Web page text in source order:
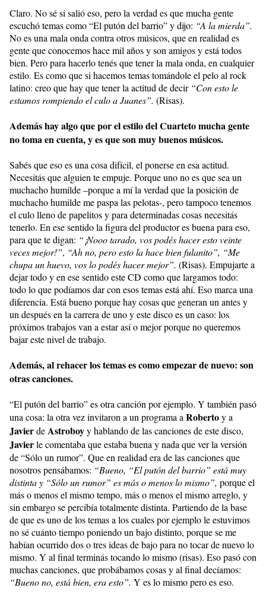
Claro. No sé si salió eso, pero la verdad es que mucha gente
escuchó temas como “El putón del barrio” y dijo: “A la mierda”.
No es una mala onda contra otros músicos, que en realidad es
gente que conocemos hace mil años y son amigos y está todos
bien. Pero para hacerlo tenés que tener la mala onda, en cualquier
estilo. Es como que si hacemos temas tomándole el pelo al rock
latino: creo que hay que tener la actitud de decir “Con esto le
estamos rompiendo el culo a Juanes”. (Risas).
Además hay algo que por el estilo del Cuarteto mucha gente
no toma en cuenta, y es que son muy buenos músicos.
Sabés que eso es una cosa difícil, el ponerse en esa actitud.
Necesitás que alguien te empuje. Porque uno no es que sea un
muchacho humilde –porque a mí la verdad que la posición de
muchacho humilde me paspa las pelotas-, pero tampoco tenemos
el culo lleno de papelitos y para determinadas cosas necesitás
tenerlo. En ese sentido la figura del productor es buena para eso,
para que te digan: “¡Nooo tarado, vos podés hacer esto veinte
veces mejor!”, “Ah no, pero esto la hace bien fulanito”, “Me
chupa un huevo, vos lo podés hacer mejor”. (Risas). Empujarte a
dejar todo y en ese sentido este CD como que largamos todo:
todo lo que podíamos dar con esos temas está ahí. Eso marca una
diferencia. Está bueno porque hay cosas que generan un antes y
un después en la carrera de uno y este disco es un caso: los
próximos trabajos van a estar así o mejor porque no queremos
bajar este nivel de trabajo.
Además, al rehacer los temas es como empezar de nuevo: son
otras canciones.
“El putón del barrio” es otra canción por ejemplo. Y también pasó
una cosa: la otra vez invitaron a un programa aRobertoy a
JavierdeAstroboyy hablando de las canciones de este disco,
Javierle comentaba que estaba buena y nada que ver la versión
de “Sólo un rumor”. Que en realidad era de las canciones que
nosotros pensábamos: “Bueno, “El putón del barrio” está muy
distinta y “Sólo un rumor” es más o menos lo mismo”, porque el
más o menos el mismo tempo, más o menos el mismo arreglo, y
sin embargo se percibía totalmente distinta. Partiendo de la base
de que es uno de los temas a los cuales por ejemplo le estuvimos
no sé cuánto tiempo poniendo un bajo distinto, porque se me
habían ocurrido dos o tres ideas de bajo para no tocar de nuevo lo
mismo. Y al final terminás tocando lo mismo (risas). Eso pasó con
muchas canciones, que probábamos cosas y al final decíamos:
“Bueno no, está bien, era esto”. Y es lo mismo pero es eso.